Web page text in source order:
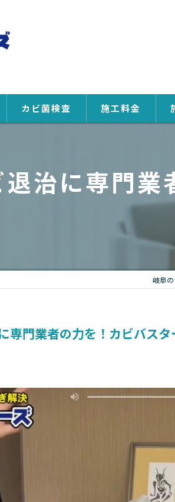
カビ菌検査 施工料金
治に専門
岐阜
専門業者の力を！カビバスタ